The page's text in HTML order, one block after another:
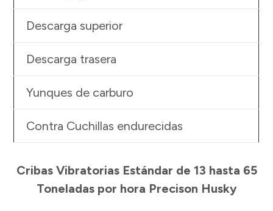
Descarga superior
Descarga trasera
Yunques de carburo
Contra Cuchillas endurecidas
Cribas Vibratorias Estándar de 13 hasta 65
Toneladas por hora Precison Husky